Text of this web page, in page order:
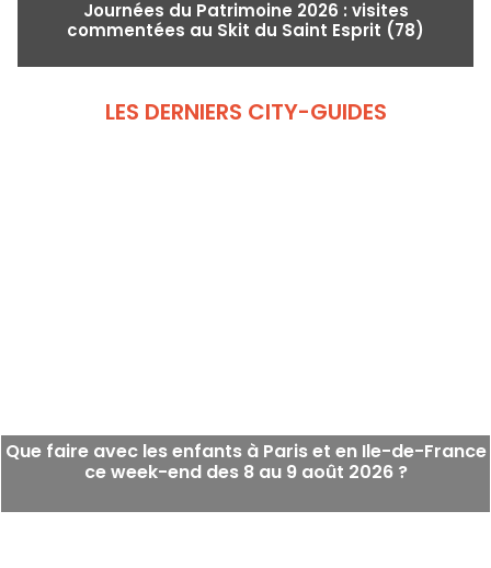
Journées du Patrimoine 2026 : visites
commentées au Skit du Saint Esprit (78)
LES DERNIERS CITY-GUIDES
Que faire avec les enfants à Paris et en Ile-de-France
ce week-end des 8 au 9 août 2026 ?